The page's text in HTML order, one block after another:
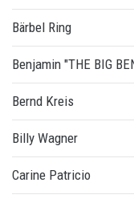
Bärbel Ring
Benjamin "THE BIG
Bernd Kreis
Billy Wagner
Carine Patricio